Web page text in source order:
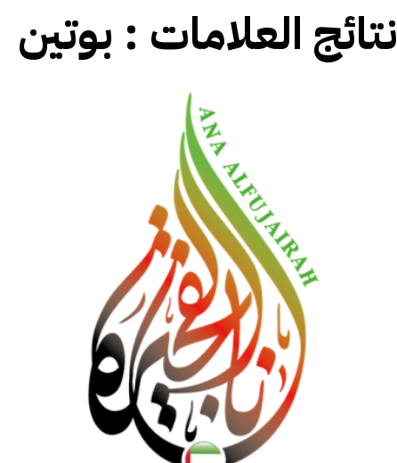
نتائج العلامات : بوتين